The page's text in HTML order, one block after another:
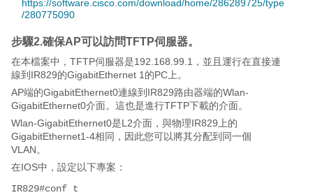
https://software.cisco.com/download/home/286289725/type
/280775090
步驟2.確保AP可以訪問TFTP伺服器。
在本檔案中，TFTP伺服器是192.168.99.1，並且運行在直接連
線到IR829的GigabitEthernet 1的PC上。
AP端的GigabitEthernet0連線到IR829路由器端的Wlan-
GigabitEthernet0介面。這也是進行TFTP下載的介面。
Wlan-GigabitEthernet0是L2介面，與物理IR829上的
GigabitEthernet1-4相同，因此您可以將其分配到同一個
VLAN。
在IOS中，設定以下專案：
IR829#conf t